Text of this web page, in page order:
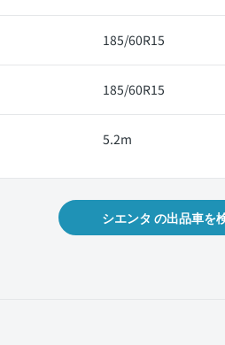
185/60R15
185/60R15
5.2m
シエンタ の出品車を